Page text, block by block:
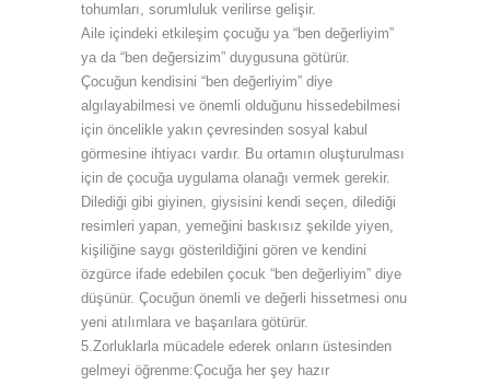
tohumları, sorumluluk verilirse gelişir.
Aile içindeki etkileşim çocuğu ya “ben değerliyim”
ya da “ben değersizim” duygusuna götürür.
Çocuğun kendisini “ben değerliyim” diye
algılayabilmesi ve önemli olduğunu hissedebilmesi
için öncelikle yakın çevresinden sosyal kabul
görmesine ihtiyacı vardır. Bu ortamın oluşturulması
için de çocuğa uygulama olanağı vermek gerekir.
Dilediği gibi giyinen, giysisini kendi seçen, dilediği
resimleri yapan, yemeğini baskısız şekilde yiyen,
kişiliğine saygı gösterildiğini gören ve kendini
özgürce ifade edebilen çocuk “ben değerliyim” diye
düşünür. Çocuğun önemli ve değerli hissetmesi onu
yeni atılımlara ve başarılara götürür.
5.Zorluklarla mücadele ederek onların üstesinden
gelmeyi öğrenme:Çocuğa her şey hazır